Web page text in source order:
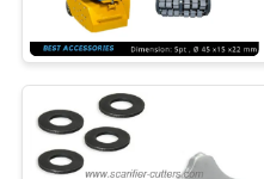
CASI
CHIEDI UN
PREVENTIVO
Tagliatori